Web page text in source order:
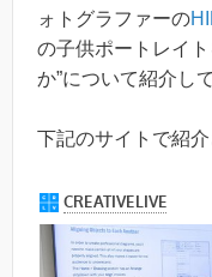
ォトグラファーの
の子供ポートレイ
か”について紹介し
下記のサイトで紹介